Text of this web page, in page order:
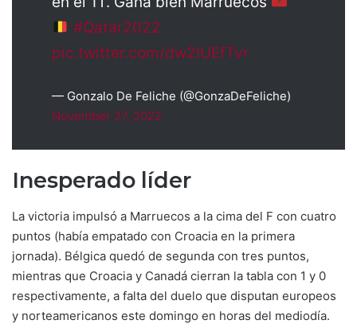
#Qatar2022
pic.twitter.com/dw2IUEfTvr
— Gonzalo De Feliche (@GonzaDeFeliche)
November 27, 2022
Inesperado líder
La victoria impulsó a Marruecos a la cima del F con cuatro
puntos (había empatado con Croacia en la primera
jornada). Bélgica quedó de segunda con tres puntos,
mientras que Croacia y Canadá cierran la tabla con 1 y 0
respectivamente, a falta del duelo que disputan europeos
y norteamericanos este domingo en horas del mediodía.